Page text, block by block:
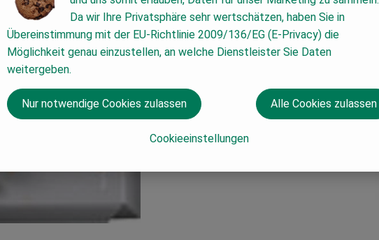
Da wir Ihre Privatsphäre sehr wertschätzen, haben Sie in
Übereinstimmung mit der EU-Richtlinie 2009/136/EG (E-Privacy) die
Möglichkeit genau einzustellen, an welche Dienstleister Sie Daten
weitergeben.
Cookieeinstellungen
Nur notwendige Cookies zulassen Alle Cookies zulassen